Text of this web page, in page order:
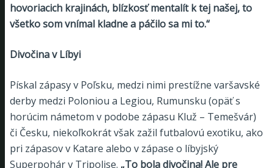
hovoriacich krajinách, blízkosť mentalít k tej našej, to
všetko som vnímal kladne a páčilo sa mi to.“
Divočina v Líbyi
Pískal zápasy v Poľsku, medzi nimi prestížne varšavské
derby medzi Poloniou a Legiou, Rumunsku (opäť s
horúcim námetom v podobe zápasu Kluž – Temešvár)
či Česku, niekoľkokrát však zažil futbalovú exotiku, ako
pri zápasov v Katare alebo v zápase o líbyjský
Superpohár v Tripolise. „To bola divočina! Ale pre